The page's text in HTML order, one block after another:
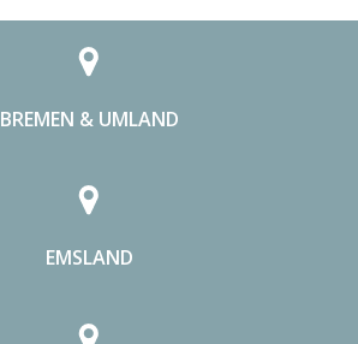
BREMEN & UMLAND
EMSLAND